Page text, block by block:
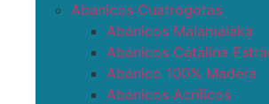
Abanicos Cuatrogotas
Abanicos Malamalaka
Abanicos Catalina
Abanico 100% Madera
Abanicos Acrílicos